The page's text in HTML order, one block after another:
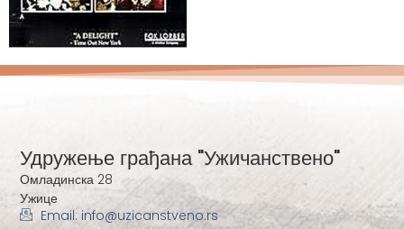
Удружење грађана "Ужичанствено"
Омладинска 28
Ужице
Email: info@uzicanstveno.rs